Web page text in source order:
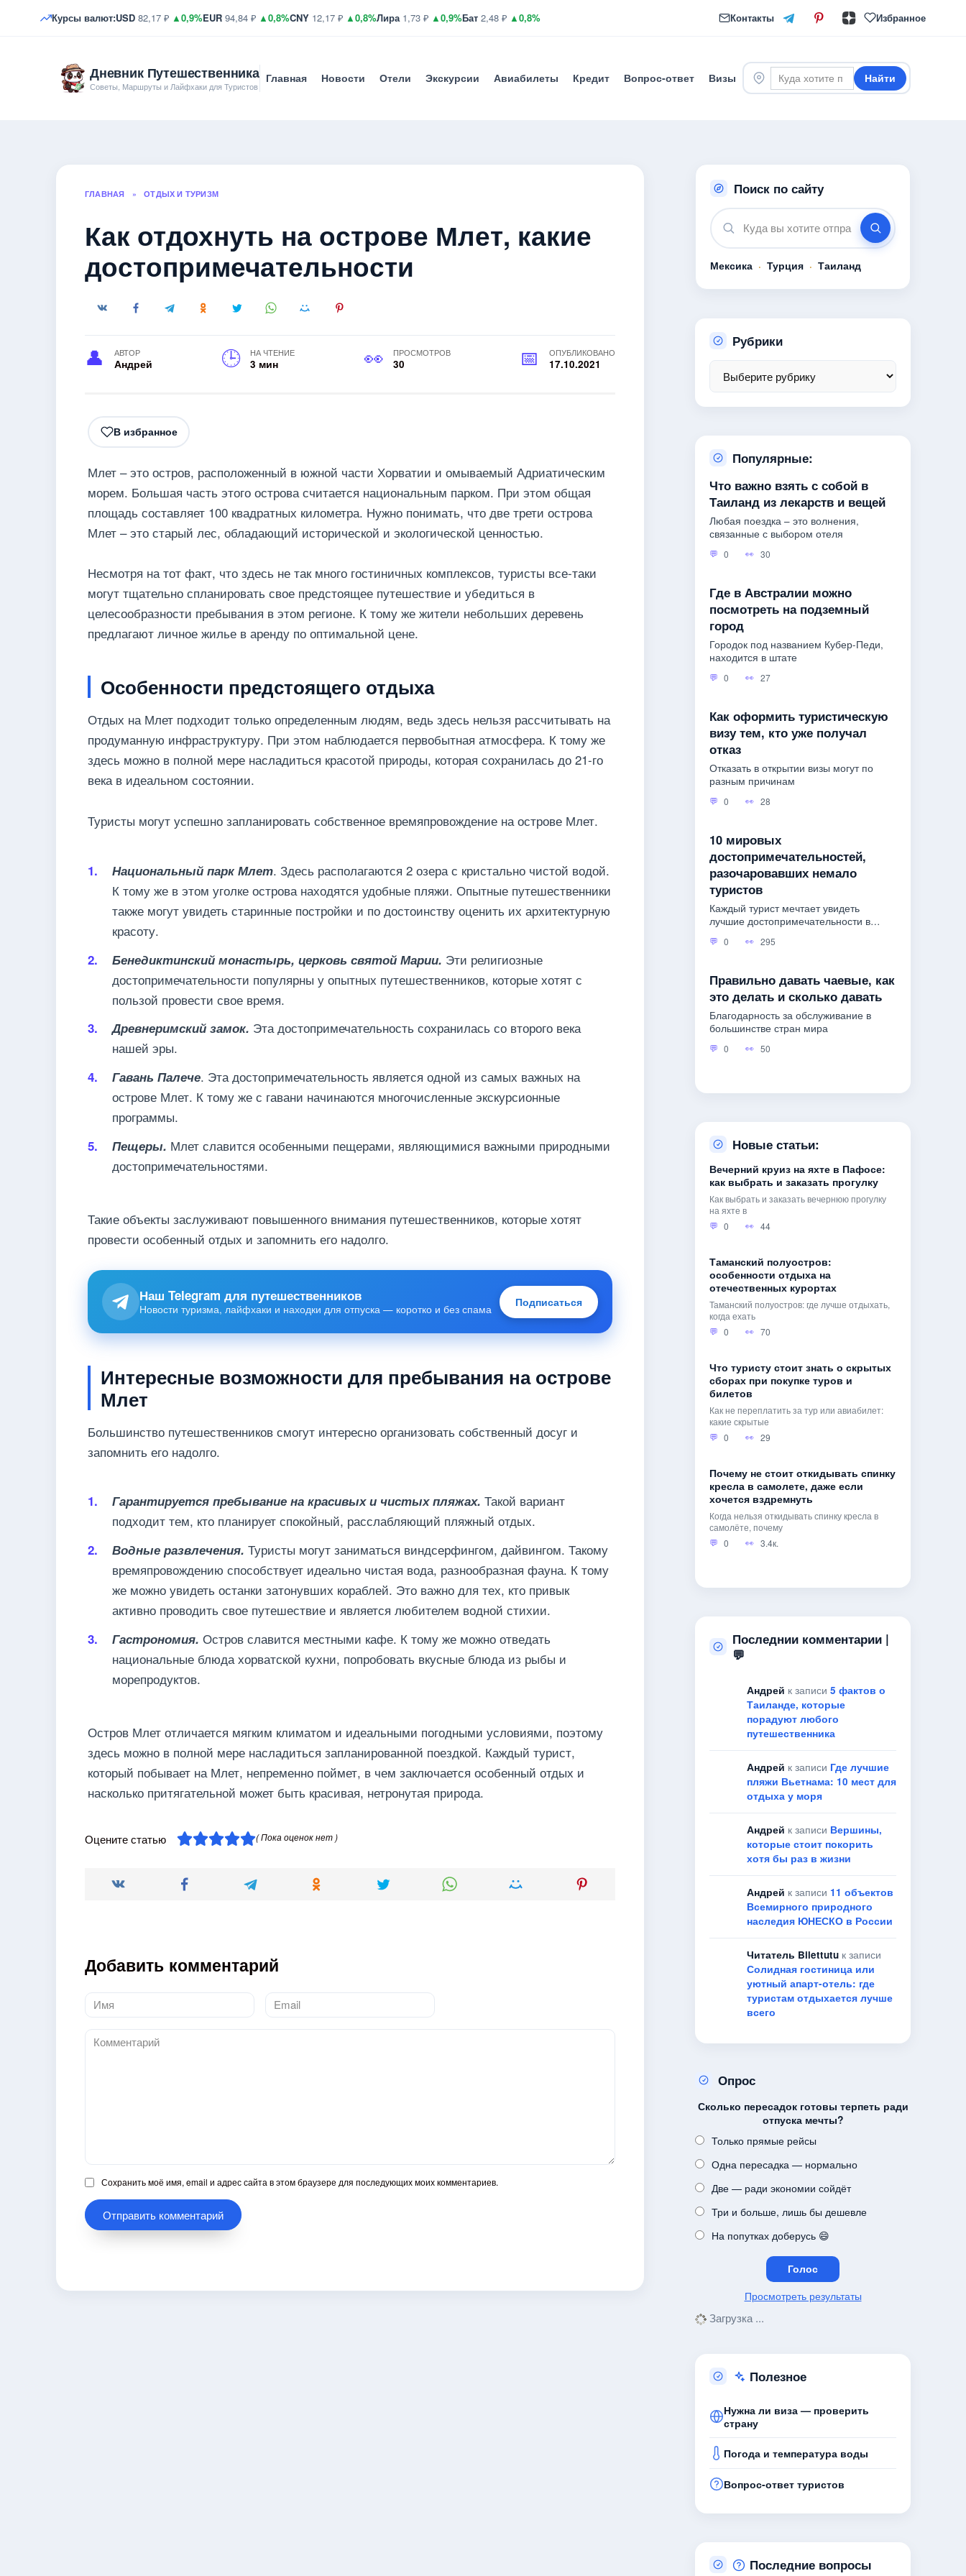
Курсы валют:USD 82,17 ₽ ▲0,9%EUR 94,84 ₽ ▲0,8%CNY 12,17 ₽ ▲0,8%Лира1,73 ₽ ▲0,9%Бат 2,48 ₽ ▲0,8% Контакты Избранное
Дневник Путешественника
Советы, Маршруты и Лайфхаки для Туристов
Главная Новости Отели Экскурсии Авиабилеты Кредит Вопрос-ответ Визы Найти
ГЛАВНАЯ » ОТДЫХ И ТУРИЗМ
Как отдохнуть на острове Млет, какие
достопримечательности
АВТОР
Андрей
НА ЧТЕНИЕ
3 мин
ПРОСМОТРОВ
30
ОПУБЛИКОВАНО
17.10.2021
В избранное
Млет – это остров, расположенный в южной части Хорватии и омываемый Адриатическим
морем. Большая часть этого острова считается национальным парком. При этом общая
площадь составляет 100 квадратных километра. Нужно понимать, что две трети острова
Млет – это старый лес, обладающий исторической и экологической ценностью.
Несмотря на тот факт, что здесь не так много гостиничных комплексов, туристы все-таки
могут тщательно спланировать свое предстоящее путешествие и убедиться в
целесообразности пребывания в этом регионе. К тому же жители небольших деревень
предлагают личное жилье в аренду по оптимальной цене.
Особенности предстоящего отдыха
Отдых на Млет подходит только определенным людям, ведь здесь нельзя рассчитывать на
продуманную инфраструктуру. При этом наблюдается первобытная атмосфера. К тому же
здесь можно в полной мере насладиться красотой природы, которая сохранилась до 21-го
века в идеальном состоянии.
Туристы могут успешно запланировать собственное времяпровождение на острове Млет.
Национальный парк Млет. Здесь располагаются 2 озера с кристально чистой водой.
К тому же в этом уголке острова находятся удобные пляжи. Опытные путешественники
также могут увидеть старинные постройки и по достоинству оценить их архитектурную
красоту.
Бенедиктинский монастырь, церковь святой Марии. Эти религиозные
достопримечательности популярны у опытных путешественников, которые хотят с
пользой провести свое время.
Древнеримский замок. Эта достопримечательность сохранилась со второго века
нашей эры.
Гавань Палече. Эта достопримечательность является одной из самых важных на
острове Млет. К тому же с гавани начинаются многочисленные экскурсионные
программы.
Пещеры. Млет славится особенными пещерами, являющимися важными природными
достопримечательностями.
Такие объекты заслуживают повышенного внимания путешественников, которые хотят
провести особенный отдых и запомнить его надолго.
Наш Telegram для путешественников
Новости туризма, лайфхаки и находки для отпуска — коротко и без спама
Подписаться
Интересные возможности для пребывания на острове
Млет
Большинство путешественников смогут интересно организовать собственный досуг и
запомнить его надолго.
Гарантируется пребывание на красивых и чистых пляжах. Такой вариант
подходит тем, кто планирует спокойный, расслабляющий пляжный отдых.
Водные развлечения. Туристы могут заниматься виндсерфингом, дайвингом. Такому
времяпровождению способствует идеально чистая вода, разнообразная фауна. К тому
же можно увидеть останки затонувших кораблей. Это важно для тех, кто привык
активно проводить свое путешествие и является любителем водной стихии.
Гастрономия. Остров славится местными кафе. К тому же можно отведать
национальные блюда хорватской кухни, попробовать вкусные блюда из рыбы и
морепродуктов.
Остров Млет отличается мягким климатом и идеальными погодными условиями, поэтому
здесь можно в полной мере насладиться запланированной поездкой. Каждый турист,
который побывает на Млет, непременно поймет, в чем заключается особенный отдых и
насколько притягательной может быть красивая, нетронутая природа.
Оцените статью ( Пока оценок нет )
Добавить комментарий
Имя
*
Email
*
Комментарий
Сохранить моё имя, email и адрес сайта в этом браузере для последующих моих комментариев.
Поиск по сайту
Мексика · Турция · Таиланд
Рубрики
Популярные:
Что важно взять с собой в
Таиланд из лекарств и вещей
Любая поездка – это волнения,
связанные с выбором отеля
0 30
Где в Австралии можно
посмотреть на подземный
город
Городок под названием Кубер-Педи,
находится в штате
0 27
Как оформить туристическую
визу тем, кто уже получал
отказ
Отказать в открытии визы могут по
разным причинам
0 28
10 мировых
достопримечательностей,
разочаровавших немало
туристов
Каждый турист мечтает увидеть
лучшие достопримечательности в
0 295
Правильно давать чаевые, как
это делать и сколько давать
Благодарность за обслуживание в
большинстве стран мира
0 50
Новые статьи:
Вечерний круиз на яхте в Пафосе:
как выбрать и заказать прогулку
Как выбрать и заказать вечернюю прогулку
на яхте в
0
44
Таманский полуостров:
особенности отдыха на
отечественных курортах
Таманский полуостров: где лучше отдыхать,
когда ехать
0
70
Что туристу стоит знать о скрытых
сборах при покупке туров и
билетов
Как не переплатить за тур или авиабилет:
какие скрытые
0
29
Почему не стоит откидывать спинку
кресла в самолете, даже если
хочется вздремнуть
Когда нельзя откидывать спинку кресла в
самолёте, почему
0
3.4к.
Последнии комментарии |
💬
Андрей к записи 5 фактов о
Таиланде, которые
порадуют любого
путешественника
Андрей к записи Где лучшие
пляжи Вьетнама: 10 мест для
отдыха у моря
Андрей к записи Вершины,
которые стоит покорить
хотя бы раз в жизни
Андрей к записи 11 объектов
Всемирного природного
наследия ЮНЕСКО в России
Читатель Bilettutu к записи
Солидная гостиница или
уютный апарт-отель: где
туристам отдыхается лучше
всего
Опрос
Сколько пересадок готовы терпеть ради
отпуска мечты?
Только прямые рейсы
Одна пересадка — нормально
Две — ради экономии сойдёт
Три и больше, лишь бы дешевле
На попутках доберусь 😄
Просмотреть результаты
Загрузка ...
Полезное
Нужна ли виза — проверить
страну
Погода и температура воды
Вопрос-ответ туристов
Последние вопросы